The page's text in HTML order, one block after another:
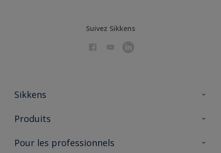
Suivez Sikkens
Sikkens
À propos de Sikkens
Durabilité
Produits
Produits pour l’intérieur
Pour les professionnels